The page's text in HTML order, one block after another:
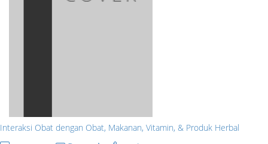
Interaksi Obat dengan Obat, Makanan, Vitamin, & Produk Herbal